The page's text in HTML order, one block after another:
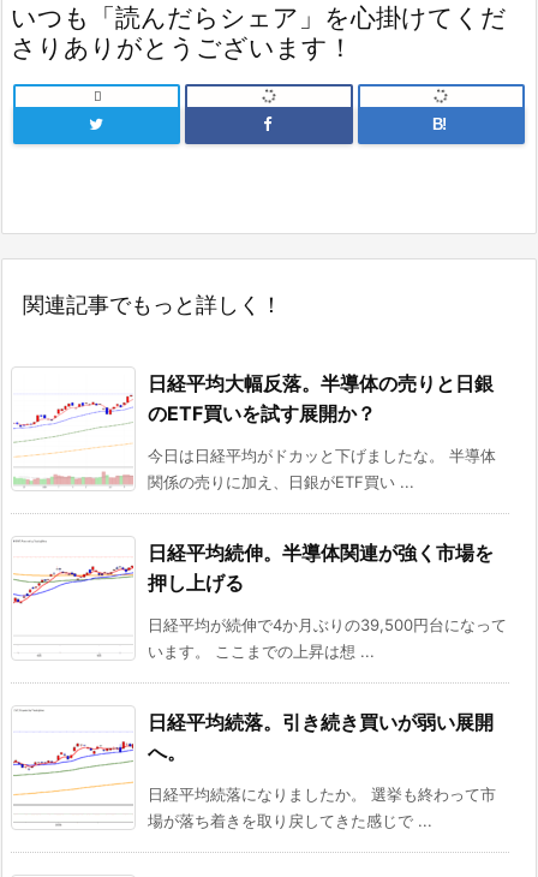
いつも「読んだらシェア」を心掛けてくだ
さりありがとうございます！

B!
関連記事でもっと詳しく！
日経平均大幅反落。半導体の売りと日銀
のETF買いを試す展開か？
今日は日経平均がドカッと下げましたな。 半導体
関係の売りに加え、日銀がETF買い ...
日経平均続伸。半導体関連が強く市場を
押し上げる
日経平均が続伸で4か月ぶりの39,500円台になって
います。 ここまでの上昇は想 ...
日経平均続落。引き続き買いが弱い展開
へ。
日経平均続落になりましたか。 選挙も終わって市
場が落ち着きを取り戻してきた感じで ...